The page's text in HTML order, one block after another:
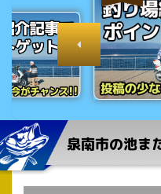
泉南市の池ま